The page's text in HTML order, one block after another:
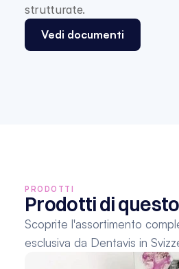
strutturate.
Vedi documenti
PRODOTTI
Prodotti di
Scoprite l'assortimento
esclusiva da Dentavis in